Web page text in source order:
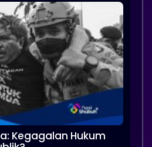
Kegagalan Hukum